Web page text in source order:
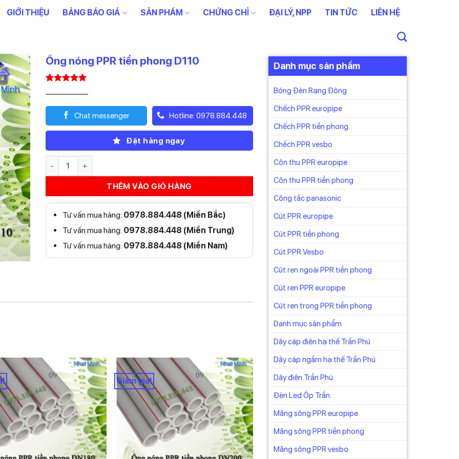
GIỚI THIỆU BẢNG BÁO GIÁ SẢN PHẨM CHỨNG CHỈ ĐẠI LÝ, NPP TIN TỨC LIÊN HỆ
Danh mục sản phẩm
Bóng Đèn Rạng Đông
Chếch PPR europipe
Chếch PPR tiền phong
Chếch PPR vesbo
Côn thu PPR europipe
Côn thu PPR tiền phong
Công tắc panasonic
Cút PPR europipe
Cút PPR tiền phong
Cút PPR Vesbo
Cút ren ngoài PPR tiền phong
Cút ren PPR europipe
Cút ren trong PPR tiền phong
Danh mục sản phẩm
Dây cáp điện hạ thế Trần Phú
Dây cáp ngầm hạ thế Trần Phú
Dây điện Trần Phú
Đèn Led Ốp Trần
Măng sông PPR europipe
Măng sông PPR tiền phong
Măng sông PPR vesbo
Ống nóng PPR tiền phong D110
dựa trên
đánh giá
862.100
gốc
là:
862.100₫.
hiện
tại
là:
344.840₫.
Chat messenger Hotline: 0978.884.448
Đặt hàng ngay
Ống nóng PPR tiền phong D110 số lượng
THÊM VÀO GIỎ HÀNG
Tư vấn mua hàng: 0978.884.448 (Miền Bắc)
Tư vấn mua hàng: 0978.884.448 (Miền Trung)
Tư vấn mua hàng: 0978.884.448 (Miền Nam)
Giảm giá!